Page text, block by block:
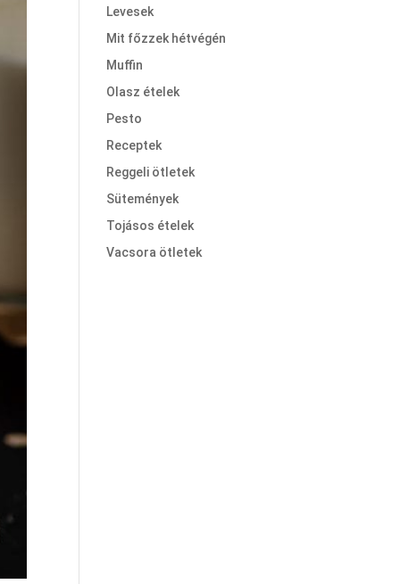
Levesek
Mit főzzek hétvégén
Muffin
Olasz ételek
Pesto
Receptek
Reggeli ötletek
Sütemények
Tojásos ételek
Vacsora ötletek